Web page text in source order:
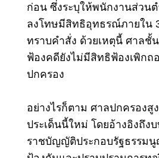
ก่อน ซึ่งระบุให้พนักงานส่วน
ลงโทษมีสิทธิอุทธรณ์ภายใน
ทราบคำสั่ง ด้วยเหตุนี้ ศาลชั้
ฟ้องคดียังไม่มีสิทธิฟ้องเพิกถ
ปกครอง
อย่างไรก็ตาม ศาลปกครองสู
ประเด็นนี้ใหม่ โดยอ้างอิงถึ
ราชบัญญัติประกอบรัฐธรรมนู